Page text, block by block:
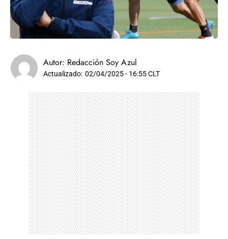
Autor: Redacción Soy Azul
Actualizado: 02/04/2025 - 16:55 CLT